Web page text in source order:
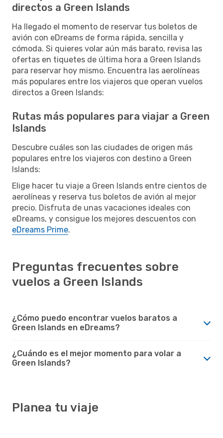
directos a Green Islands
Ha llegado el momento de reservar tus boletos de
avión con eDreams de forma rápida, sencilla y
cómoda. Si quieres volar aún más barato, revisa las
ofertas en tiquetes de última hora a Green Islands
para reservar hoy mismo. Encuentra las aerolíneas
más populares entre los viajeros que operan vuelos
directos a Green Islands:
Rutas más populares para viajar a Green
Islands
Descubre cuáles son las ciudades de origen más
populares entre los viajeros con destino a Green
Islands:
Elige hacer tu viaje a Green Islands entre cientos de
aerolíneas y reserva tus boletos de avión al mejor
precio. Disfruta de unas vacaciones ideales con
eDreams, y consigue los mejores descuentos con
eDreams Prime.
Preguntas frecuentes sobre
vuelos a Green Islands
¿Cómo puedo encontrar vuelos baratos a
Green Islands en eDreams?
¿Cuándo es el mejor momento para volar a
Green Islands?
Planea tu viaje